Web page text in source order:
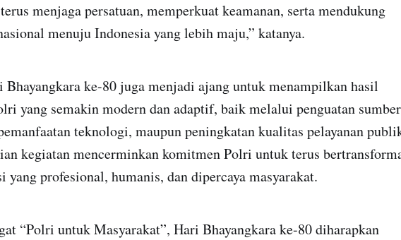
menjaga persatuan, memperkuat keamanan, serta mendukung
menuju Indonesia yang lebih maju,” katanya.
Bhayangkara ke-80 juga menjadi ajang untuk menampilkan hasil
yang semakin modern dan adaptif, baik melalui penguatan sumber
teknologi, maupun peningkatan kualitas pelayanan
kegiatan mencerminkan komitmen Polri untuk terus
yang profesional, humanis, dan dipercaya masyarakat.
“Polri untuk Masyarakat”, Hari Bhayangkara ke-80 diharapkan